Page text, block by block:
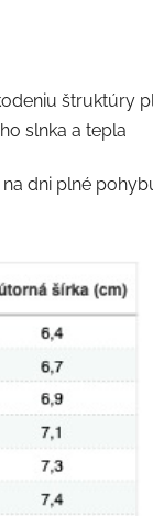
štruktúry
slnka a tepla
dni plné